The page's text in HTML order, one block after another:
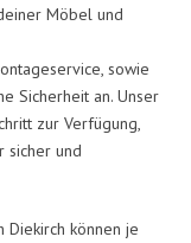
Möbel und
sowie
Sicherheit an. Unser
zur Verfügung,
sicher und
Diekirch können je